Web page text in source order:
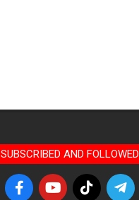
SUBSCRIBED AND FOLLOWED